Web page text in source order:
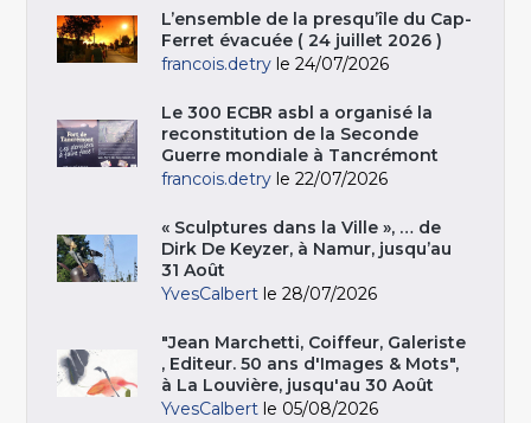
L’ensemble de la presqu’île du Cap-
Ferret évacuée ( 24 juillet 2026 )
francois.detry le 24/07/2026
Le 300 ECBR asbl a organisé la
reconstitution de la Seconde
Guerre mondiale à Tancrémont
francois.detry le 22/07/2026
« Sculptures dans la Ville », … de
Dirk De Keyzer, à Namur, jusqu’au
31 Août
YvesCalbert le 28/07/2026
"Jean Marchetti, Coiffeur, Galeriste
, Editeur. 50 ans d'Images & Mots",
à La Louvière, jusqu'au 30 Août
YvesCalbert le 05/08/2026